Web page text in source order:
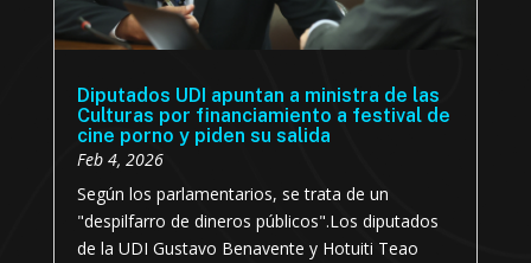
Diputados UDI apuntan a ministra de las
Culturas por financiamiento a festival de
cine porno y piden su salida
Feb 4, 2026
Según los parlamentarios, se trata de un
"despilfarro de dineros públicos".Los diputados
de la UDI Gustavo Benavente y Hotuiti Teao